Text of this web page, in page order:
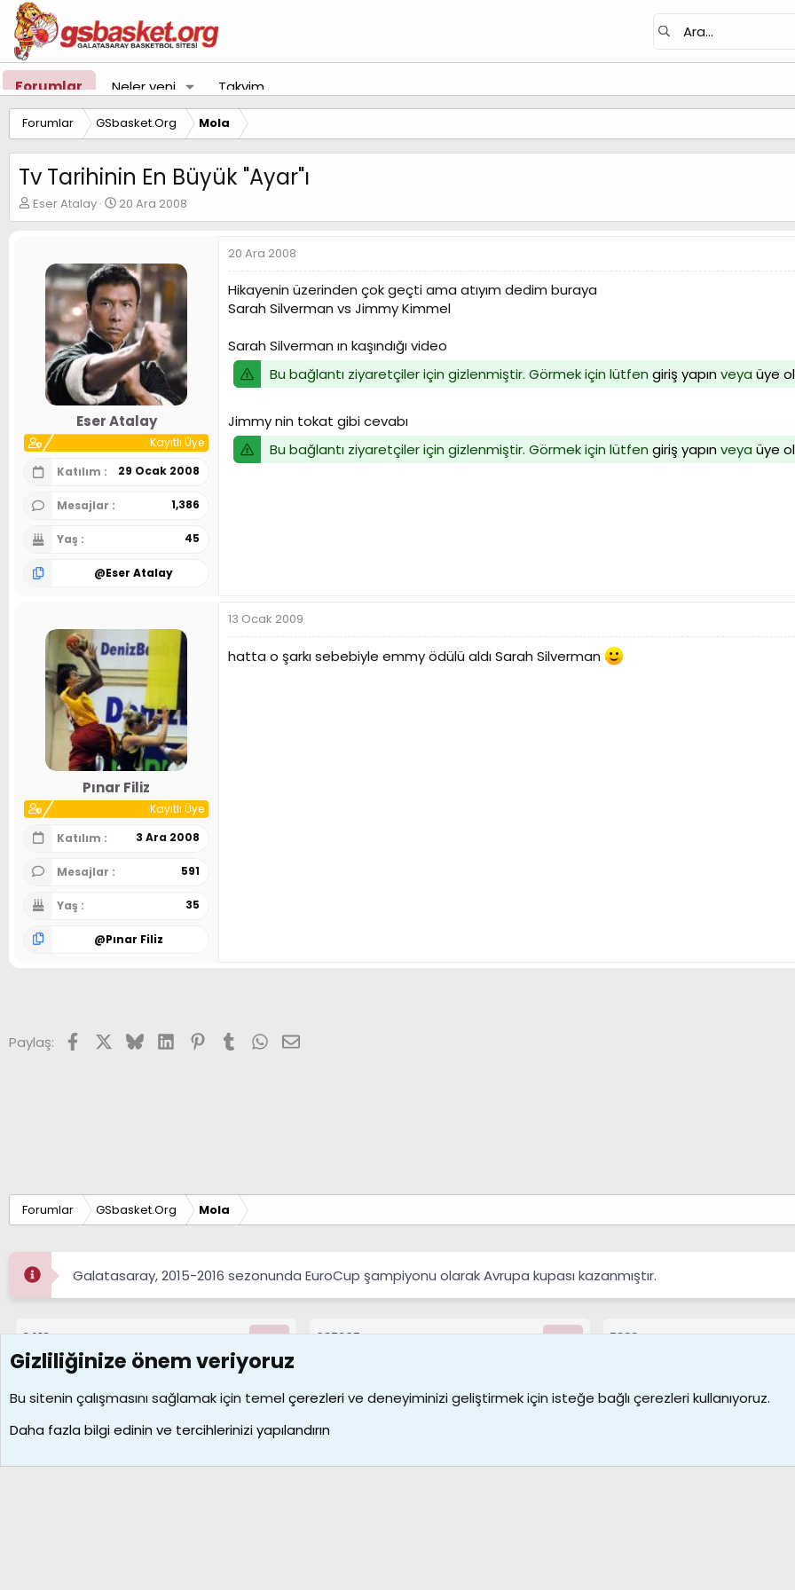
Forumlar Neler yeni Takvim
Forumlar GSbasket.Org Mola
Tv Tarihinin En Büyük "Ayar"ı
K
o
Eser Atalay
B
a
a
n
g
ı
ç
t
a
r
h
i
20 Ara 2008
Eser Atalay
Kayıtlı Üye
Katılım
29 Ocak 2008
Mesajlar 1,386
Yaş 45
@Eser Atalay
20 Ara 2008
Hikayenin üzerinden çok geçti ama atıyım dedim buraya
Sarah Silverman vs Jimmy Kimmel
Sarah Silverman ın kaşındığı video
Bu bağlantı ziyaretçiler için gizlenmiştir. Görmek için lütfen giriş yapınveya üye
Jimmy nin tokat gibi cevabı
Bu bağlantı ziyaretçiler için gizlenmiştir. Görmek için lütfen giriş yapınveya üye
Pınar Filiz
Kayıtlı Üye
Katılım
3 Ara 2008
Mesajlar 591
Yaş 35
@Pınar Filiz
13 Ocak 2009
hatta o şarkı sebebiyle emmy ödülü aldı Sarah Silverman
Paylaş: FacebookX (Twitter)
BlueskyLinkedInPinterest
Tumblr WhatsApp
E-posta
Forumlar GSbasket.Org Mola
Galatasaray, 2015-2016 sezonunda EuroCup şampiyonu olarak Avrupa kupası kazanmıştır.
8413
Konular
687267
7388
Çerezler Bize ulaşın
Galatasaray Basketbol | GS Basket Taraftar Platformu
Gizliliğinize önem veriyoruz
Bu sitenin çalışmasını sağlamak için temelçerezlerive deneyiminizi geliştirmek için isteğe bağlı çerezleri kullanıyoruz.
Daha fazla bilgi edinin ve tercihlerinizi yapılandırın